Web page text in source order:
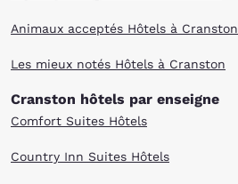
Animaux acceptés Hôtels à Cranston
Les mieux notés Hôtels à Cranston
Cranston hôtels par enseigne
Comfort Suites Hôtels
Country Inn Suites Hôtels